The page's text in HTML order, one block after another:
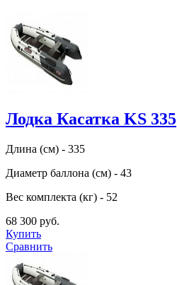
Лодка Касатка KS 335
Длина (см) - 335
Диаметр баллона (см) - 43
Вес комплекта (кг) - 52
68 300 руб.
Купить
Сравнить